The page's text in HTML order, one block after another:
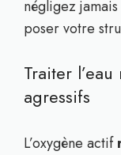
négligez
poser votre
Traiter
agressifs
L’oxygène actif